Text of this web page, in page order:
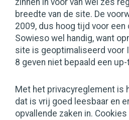
zinnen in voor van wel zes
breedte van de site. De
2009, dus hoog tijd voor
Sowieso wel handig, want
site is geoptimaliseerd voor
8 geven niet bepaald een
Met het privacyreglement is
dat is vrij goed leesbaar en
opvallende zaken in.